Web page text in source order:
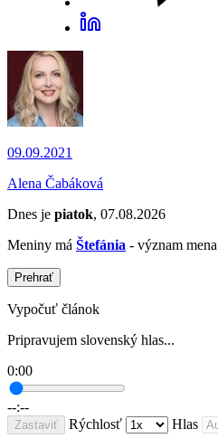
09.09.2021
Alena Čabáková
Dnes je piatok, 07.08.2026
Meniny má Štefánia - význam mena
Prehrať
Vypočuť článok
Pripravujem slovenský hlas...
0:00
--:--
Zastaviť Rýchlosť Hlas